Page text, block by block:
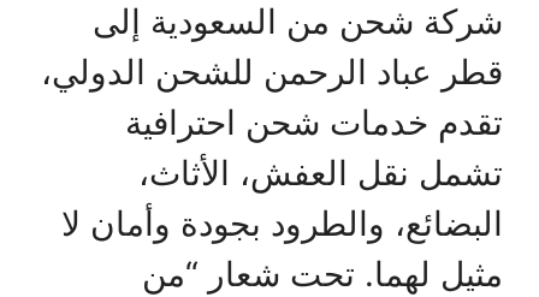
شركة شحن من السعودية إلى
قطر عباد الرحمن للشحن الدولي،
تقدم خدمات شحن احترافية
تشمل نقل العفش، الأثاث،
البضائع، والطرود بجودة وأمان لا
مثيل لهما. تحت شعار “من